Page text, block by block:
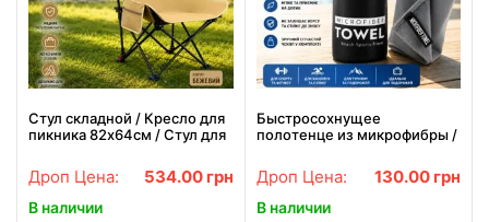
Стул складной / Кресло для
пикника 82х64см / Стул для
Дроп Цена: 534.00 грн
В наличии
Быстросохнущее
полотенце из микрофибры /
походов и путешествий 26X-
24
Дроп Цена: 130.00 грн
В наличии